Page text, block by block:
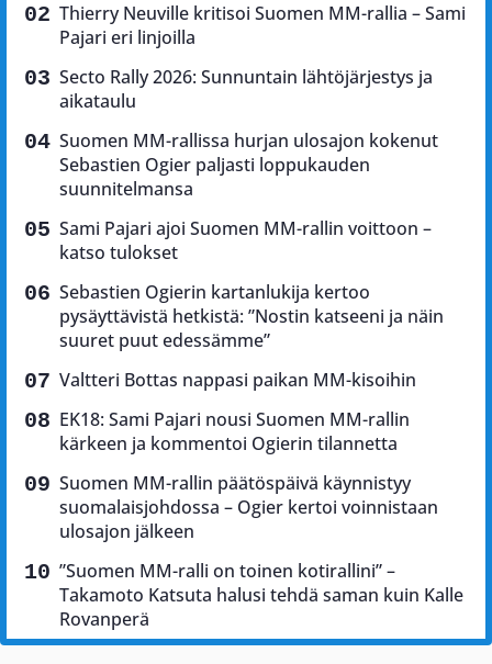
Thierry Neuville kritisoi Suomen MM-rallia – Sami
Pajari eri linjoilla
Secto Rally 2026: Sunnuntain lähtöjärjestys ja
aikataulu
Suomen MM-rallissa hurjan ulosajon kokenut
Sebastien Ogier paljasti loppukauden
suunnitelmansa
Sami Pajari ajoi Suomen MM-rallin voittoon –
katso tulokset
Sebastien Ogierin kartanlukija kertoo
pysäyttävistä hetkistä: ”Nostin katseeni ja näin
suuret puut edessämme”
Valtteri Bottas nappasi paikan MM-kisoihin
EK18: Sami Pajari nousi Suomen MM-rallin
kärkeen ja kommentoi Ogierin tilannetta
Suomen MM-rallin päätöspäivä käynnistyy
suomalaisjohdossa – Ogier kertoi voinnistaan
ulosajon jälkeen
”Suomen MM-ralli on toinen kotirallini” –
Takamoto Katsuta halusi tehdä saman kuin Kalle
Rovanperä